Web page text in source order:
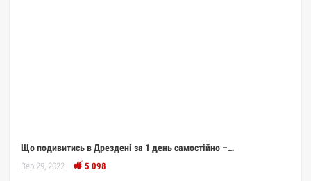
Що подивитись в Дрездені за 1 день самостійно –…
Вер 29, 2022 5 098